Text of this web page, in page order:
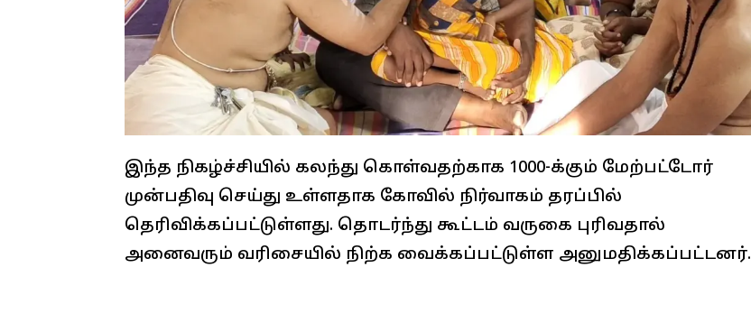
இந்த நிகழ்ச்சியில் கலந்து கொள்வதற்காக 1000-க்கும் மேற்பட்டோர்
முன்பதிவு செய்து உள்ளதாக கோவில் நிர்வாகம் தரப்பில்
தெரிவிக்கப்பட்டுள்ளது. தொடர்ந்து கூட்டம் வருகை புரிவதால்
அனைவரும் வரிசையில் நிற்க வைக்கப்பட்டுள்ள அனுமதிக்கப்பட்டனர்.